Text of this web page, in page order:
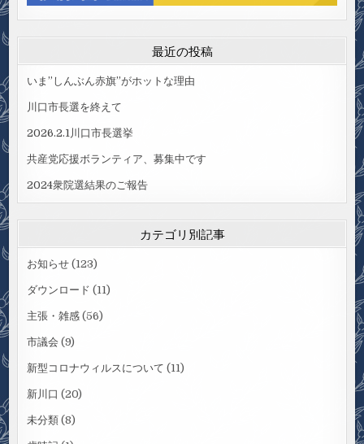
最近の投稿
いま”しんぶん赤旗”がホットな理由
川口市長選を終えて
2026.2.1川口市長選挙
共産党応援ボランティア、募集中です
2024衆院選結果のご報告
カテゴリ別記事
お知らせ (123)
ダウンロード (11)
主張・雑感 (56)
市議会 (9)
新型コロナウィルスについて (11)
新川口 (20)
未分類 (8)